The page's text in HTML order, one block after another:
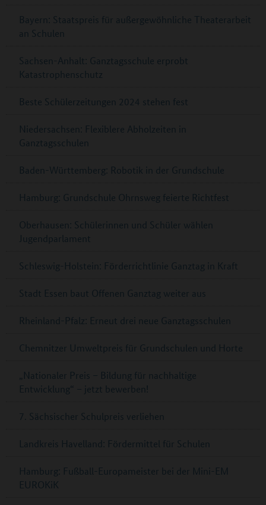
Bayern: Staatspreis für außergewöhnliche Theaterarbeit
an Schulen
Sachsen-Anhalt: Ganztagsschule erprobt
Katastrophenschutz
Beste Schülerzeitungen 2024 stehen fest
Niedersachsen: Flexiblere Abholzeiten in
Ganztagsschulen
Baden-Württemberg: Robotik in der Grundschule
Hamburg: Grundschule Ohrnsweg feierte Richtfest
Oberhausen: Schülerinnen und Schüler wählen
Jugendparlament
Schleswig-Holstein: Förderrichtlinie Ganztag in Kraft
Stadt Essen baut Offenen Ganztag weiter aus
Rheinland-Pfalz: Erneut drei neue Ganztagsschulen
Chemnitzer Umweltpreis für Grundschulen und Horte
„Nationaler Preis – Bildung für nachhaltige
Entwicklung“ – jetzt bewerben!
7. Sächsischer Schulpreis verliehen
Landkreis Havelland: Fördermittel für Schulen
Hamburg: Fußball-Europameister bei der Mini-EM
EUROKiK